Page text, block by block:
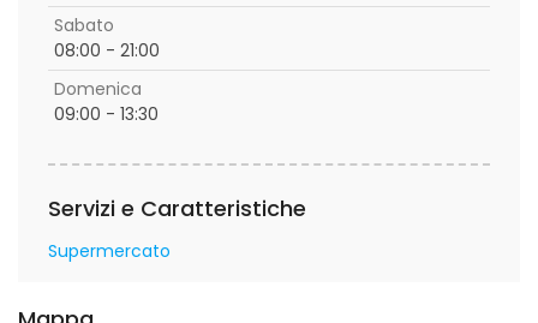
Sabato
08:00 - 21:00
Domenica
09:00 - 13:30
Servizi e Caratteristiche
Supermercato